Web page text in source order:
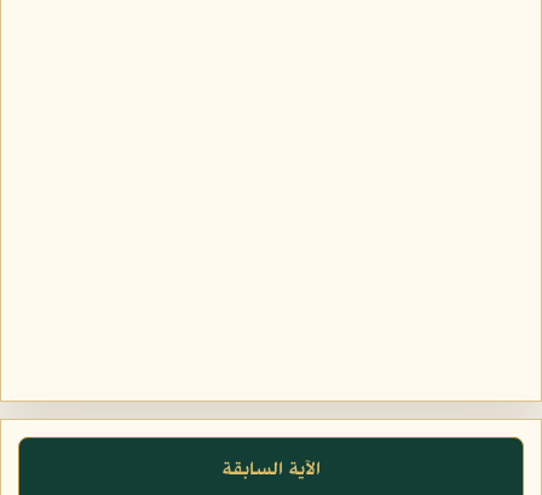
الآية السابقة